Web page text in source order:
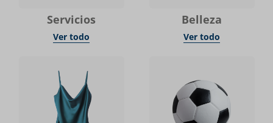
Servicios
Ver todo
Belleza
Ver todo